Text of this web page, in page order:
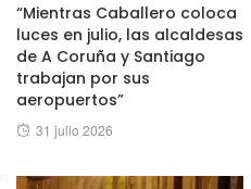
“Mientras Caballero coloca
luces en julio, las alcaldesas
de A Coruña y Santiago
trabajan por sus
aeropuertos”
Posted
31 julio 2026